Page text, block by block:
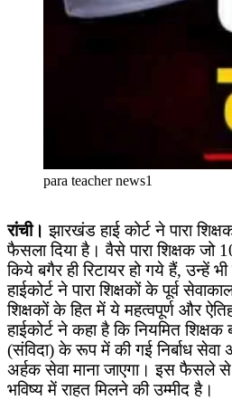
para teacher news1
रांची। झारखंड हाई कोर्ट ने पारा
फैसला दिया है। वैसे पारा शिक्षक जो
किये बगैर ही रिटायर हो गये हैं, उन्हें
हाईकोर्ट ने पारा शिक्षकों के पूर्व
शिक्षकों के हित में ये महत्वपूर्ण और
हाईकोर्ट ने कहा है कि नियमित
(संविदा) के रूप में की गई निर्बाध
अर्हक सेवा माना जाएगा। इस फैसले से
भविष्य में राहत मिलने की उम्मीद है।